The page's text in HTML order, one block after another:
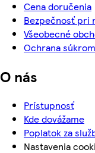
Cena doručenia
Bezpečnosť pri
Všeobecné
Ochrana
O nás
Prístupnosť
Kde dovážame
Poplatok za
Nastavenia